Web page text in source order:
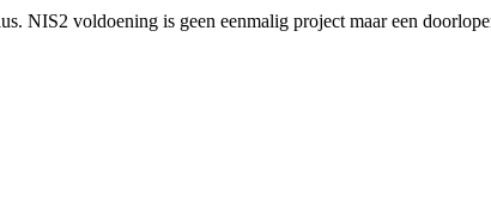
NIS2 voldoening is geen eenmalig project maar een